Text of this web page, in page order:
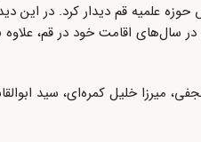
حوزه علمیه قم دیدار کرد. در این
سال‌های اقامت خود در قم، علاوه
میرزا خلیل کمره‌ای، سید